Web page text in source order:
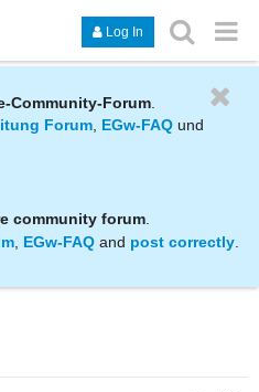
Log In
Community-Forum
Forum, EGw-FAQ und
community forum.
EGw-FAQ and post correctly